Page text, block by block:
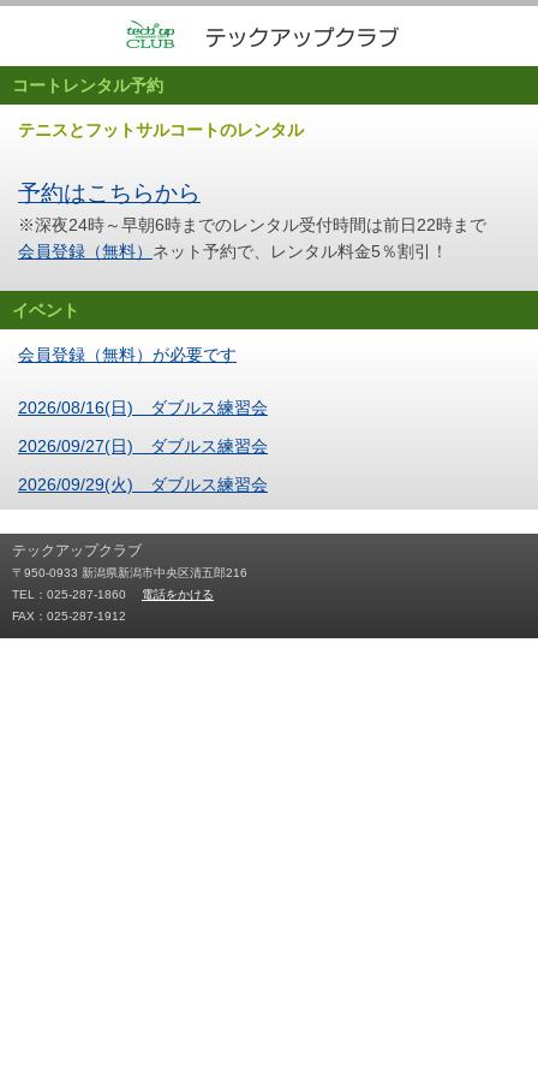
コートレンタル予約
テニスとフットサルコートのレンタル
予約はこちらから
※深夜24時～早朝6時までのレンタル受付時間は前日22時まで
会員登録（無料） ネット予約で、レンタル料金5％割引！
イベント
会員登録（無料）が必要です
2026/08/16(日) ダブルス練習会
2026/09/27(日) ダブルス練習会
2026/09/29(火) ダブルス練習会
テックアップクラブ
〒950-0933 新潟県新潟市中央区清五郎216
TEL：025-287-1860 電話をかける
FAX：025-287-1912